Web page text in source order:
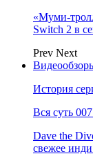
«Муми-
Switch 2 в
Prev Next
История
Вся суть
Dave the
свежее